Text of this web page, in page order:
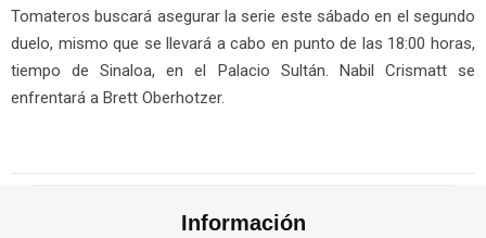
Tomateros buscará asegurar la serie este sábado en el segundo
duelo, mismo que se llevará a cabo en punto de las 18:00 horas,
tiempo de Sinaloa, en el Palacio Sultán. Nabil Crismatt se
enfrentará a Brett Oberhotzer.
Información